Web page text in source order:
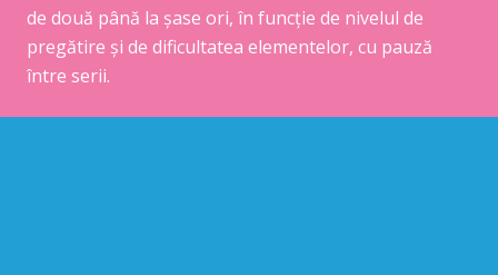
de două până la șase ori, în funcție de nivelul de
pregătire și de dificultatea elementelor, cu pauză
între serii.